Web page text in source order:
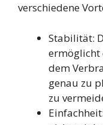
verschiedene
Stabilität:
ermöglicht
dem
genau zu
zu